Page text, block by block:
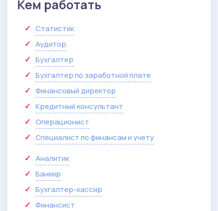
Кем работать
Статистик
Аудитор
Бухгалтер
Бухгалтер по заработной плате
Финансовый директор
Кредитный консультант
Операционист
Специалист по финансам и учету
Аналитик
Банкир
Бухгалтер-кассир
Финансист